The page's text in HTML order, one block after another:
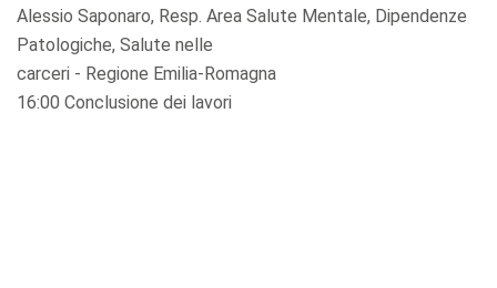
Alessio Saponaro, Resp. Area Salute Mentale, Dipendenze
Patologiche, Salute nelle
carceri - Regione Emilia-Romagna
16:00 Conclusione dei lavori